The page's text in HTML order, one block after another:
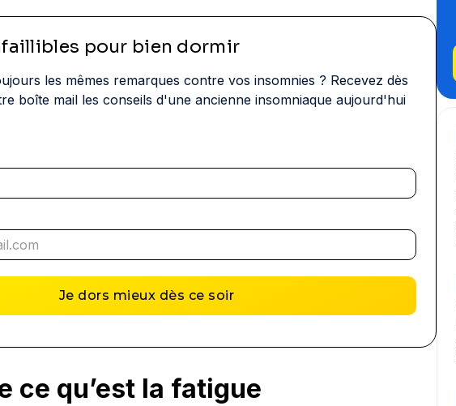
pour bien dormir
les mêmes remarques contre vos insomnies ? Recevez dès
boîte mail les conseils d'une ancienne insomniaque aujourd'hui
ce qu’est la fatigue